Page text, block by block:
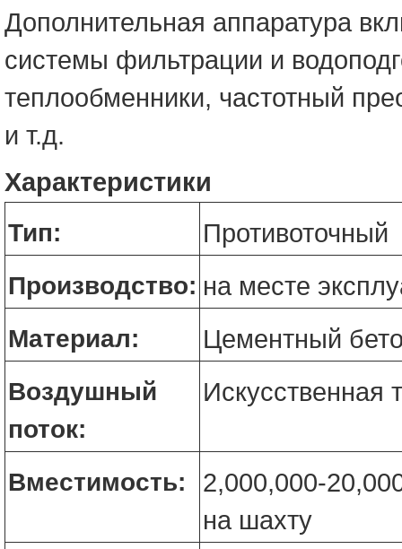
Дополнительная аппаратура
системы фильтрации и
теплообменники, частотный
и т.д.
Характеристики
Тип: Противоточный
Производство: на месте
Материал: Цементный
Воздушный
поток:
Искусственная
Вместимость:
2,000,000-
на шахту